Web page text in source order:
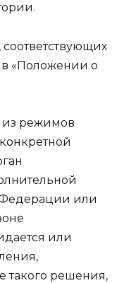
«Положении о
режимов
Федерации или
или
такого решения,